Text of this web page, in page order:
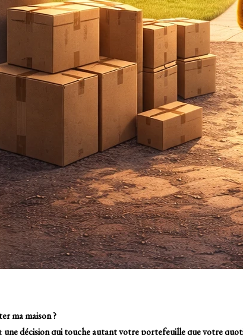
ma maison ?
une décision qui touche autant votre portefeuille que votre